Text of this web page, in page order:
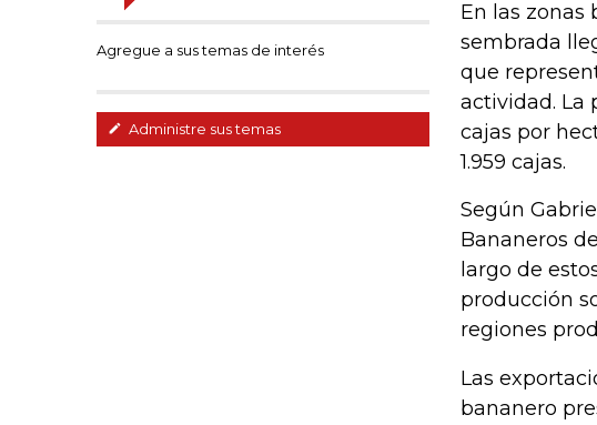
Agregue a sus temas de interés
Administre sus temas
En las zonas
sembrada
que
actividad. La
cajas por
1.959 cajas.
Según
Bananeros
largo de
producción
regiones
Las
bananero